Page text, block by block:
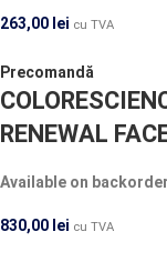
263,00 lei cu TVA
Precomandă
RENEWAL
Available on backorder
830,00 lei cu TVA